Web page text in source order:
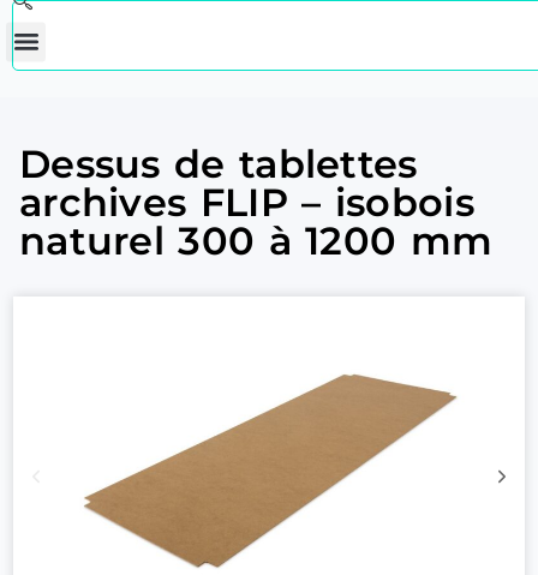
Dessus de tablettes
archives FLIP – isobois
naturel 300 à 1200 mm